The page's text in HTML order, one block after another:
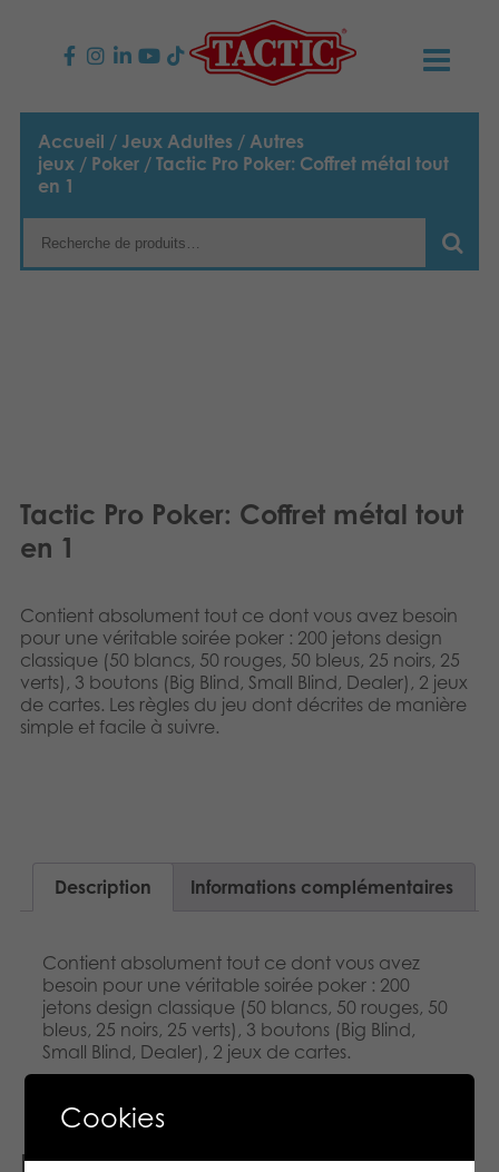
PRODUITS
Jeux enfants
Jeux famille
Produits archivés
NOUVEAUTÉS
TACTIC
Dansk
Norsk
Polski
Svenska
Accueil / Jeux Adultes / Autres
jeux / Poker / Tactic Pro Poker: Coffret métal tout
en 1
Tactic Pro Poker: Coffret métal tout
en 1
Contient absolument tout ce dont vous avez besoin
pour une véritable soirée poker : 200 jetons design
classique (50 blancs, 50 rouges, 50 bleus, 25 noirs, 25
verts), 3 boutons (Big Blind, Small Blind, Dealer), 2 jeux
de cartes. Les règles du jeu dont décrites de manière
simple et facile à suivre.
Description Informations complémentaires
Contient absolument tout ce dont vous avez
besoin pour une véritable soirée poker : 200
jetons design classique (50 blancs, 50 rouges, 50
bleus, 25 noirs, 25 verts), 3 boutons (Big Blind,
Small Blind, Dealer), 2 jeux de cartes.
Produits similaires
Cookies